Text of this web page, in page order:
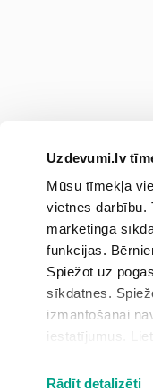
Uzdevumi.lv
Mūsu tīmekļa
vietnes darbību.
mārketinga
funkcijas.
Spiežot uz
sīkdatnes.
izmantošanai
iestatījumus.
Rādīt detalizēti